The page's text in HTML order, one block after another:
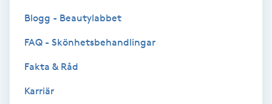
Celluliter
Coachning
Blogg - Beautylabbet
FAQ - Skönhetsbehandlingar
Fakta & Råd
Karriär